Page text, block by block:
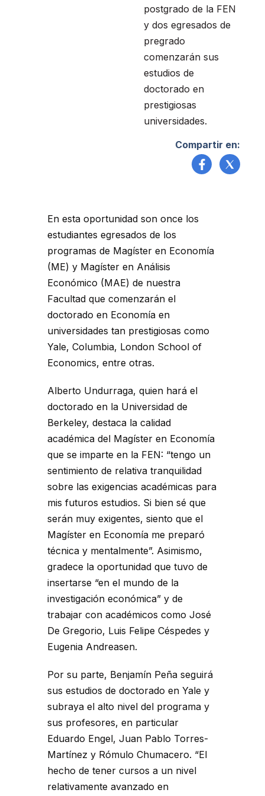
postgrado de la FEN
y dos egresados de
pregrado
comenzarán sus
estudios de
doctorado en
prestigiosas
universidades.
Compartir en:
En esta oportunidad son once los
estudiantes egresados de los
programas de Magíster en Economía
(ME) y Magíster en Análisis
Económico (MAE) de nuestra
Facultad que comenzarán el
doctorado en Economía en
universidades tan prestigiosas como
Yale, Columbia, London School of
Economics, entre otras.
Alberto Undurraga, quien hará el
doctorado en la Universidad de
Berkeley, destaca la calidad
académica del Magíster en Economía
que se imparte en la FEN: “tengo un
sentimiento de relativa tranquilidad
sobre las exigencias académicas para
mis futuros estudios. Si bien sé que
serán muy exigentes, siento que el
Magíster en Economía me preparó
técnica y mentalmente”. Asimismo,
gradece la oportunidad que tuvo de
insertarse “en el mundo de la
investigación económica” y de
trabajar con académicos como José
De Gregorio, Luis Felipe Céspedes y
Eugenia Andreasen.
Por su parte, Benjamín Peña seguirá
sus estudios de doctorado en Yale y
subraya el alto nivel del programa y
sus profesores, en particular
Eduardo Engel, Juan Pablo Torres-
Martínez y Rómulo Chumacero. “El
hecho de tener cursos a un nivel
relativamente avanzado en